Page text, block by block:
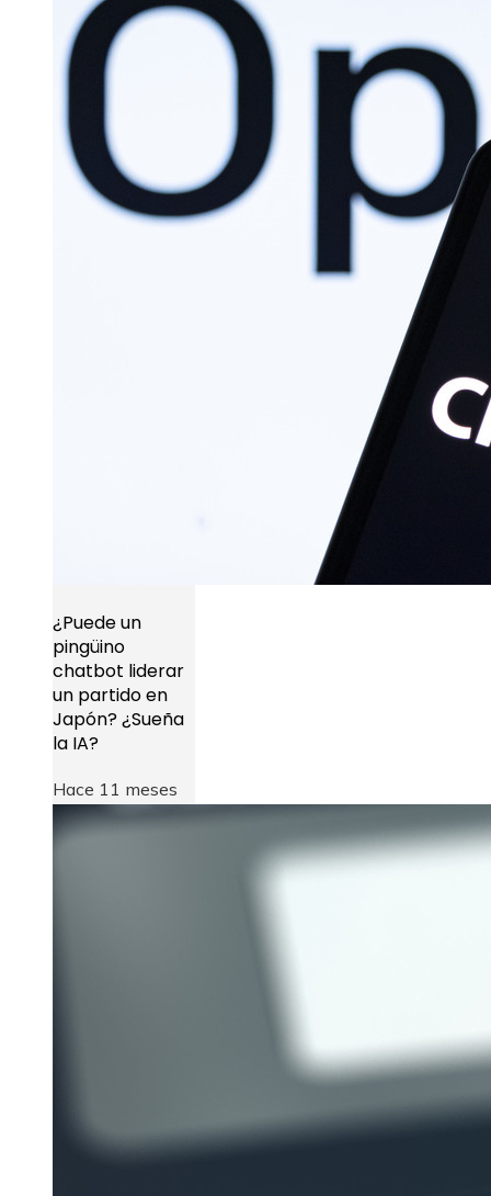
¿Puede un
pingüino
chatbot liderar
un partido en
Japón? ¿Sueña
la IA?
Hace 11 meses